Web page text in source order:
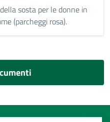
sosta per le donne in
(parcheggi rosa).